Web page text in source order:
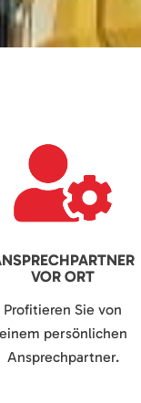
VOR ORT
Profitieren Sie von
einem persönlichen
Ansprechpartner.